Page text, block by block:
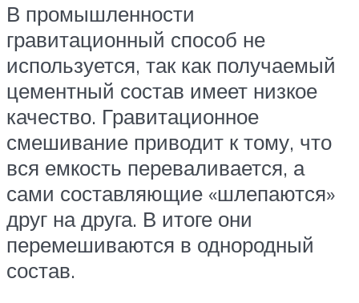
В промышленности
гравитационный способ не
используется, так как получаемый
цементный состав имеет низкое
качество. Гравитационное
смешивание приводит к тому, что
вся емкость переваливается, а
сами составляющие «шлепаются»
друг на друга. В итоге они
перемешиваются в однородный
состав.